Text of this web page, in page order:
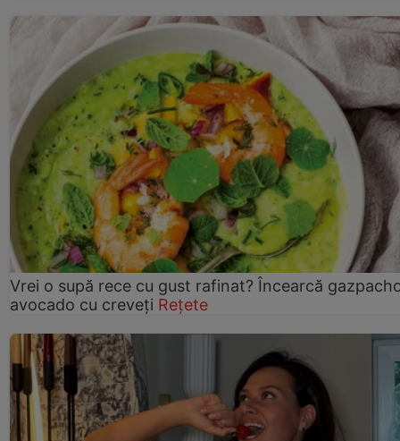
Vrei o supă rece cu gust rafinat? Încearcă
avocado cu creveți Rețete